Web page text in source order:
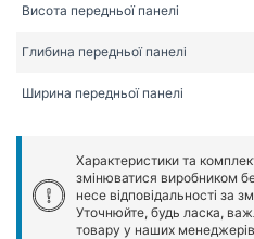
Висота передньої панелі
Глибина передньої панелі
Ширина передньої панелі
Характеристики та
змінюватися виробником
несе відповідальності за
Уточнюйте, будь ласка,
товару у наших